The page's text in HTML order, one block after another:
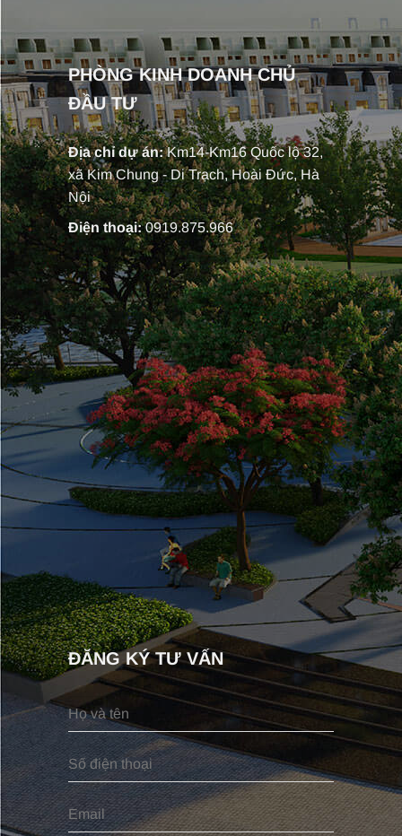
PHÒNG KINH DOANH CHỦ
ĐẦU TƯ
Địa chỉ dự án:Km14-Km16 Quốc lộ 32,
xã Kim Chung - Di Trạch, Hoài Đức, Hà
Nội
Điện thoại:0919.875.966
ĐĂNG KÝ TƯ VẤN